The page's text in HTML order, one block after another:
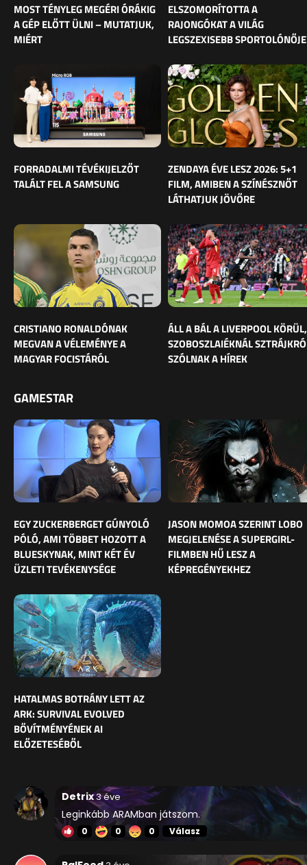
MOST TÉNYLEG MEGÉRI ÓRÁKIG
A GÉP ELŐTT ÜLNI – MUTATJUK,
MIÉRT
ELSZOMORÍTOTTA A
RAJONGÓKAT A VILÁG
LEGSZEXISEBB SPORTOLÓNŐJE
FORRADALMI TÉVÉKIJELZŐT
TALÁLT FEL A SAMSUNG
ZENDAYA ÉVE LESZ 2026: 5+1
FILM, AMIBEN A SZÍNÉSZNŐT
LÁTHATJUK JÖVŐRE
CRISTIANO RONALDÓNAK
MEGVAN A VÉLEMÉNYE A
MAGYAR FOCISTÁRÓL
ÁLL A BÁL A LIVERPOOL KÖRÜL,
SZOBOSZLAIÉKNÁL
SZÓLNAK A HÍREK
GAMESTAR
EGY ZUCKERBERGET GÚNYOLÓ
PÓLÓ, AMI TÖBBET HOZOTT A
BLUESKYNAK, MINT KÉT ÉV
ÜZLETI TEVÉKENYSÉGE
JASON MOMOA SZERINT LOBO
MEGJELENÉSE A SUPERGIRL-
FILMBEN HŰ LESZ A
KÉPREGÉNYEKHEZ
HATALMAS BOTRÁNY LETT AZ
ARK: SURVIVAL EVOLVED
BŐVÍTMÉNYÉNEK AI
ELŐZETESÉBŐL
Detrix3 éve
Leginkább ARAMban játszom.
0 0 0 Válasz